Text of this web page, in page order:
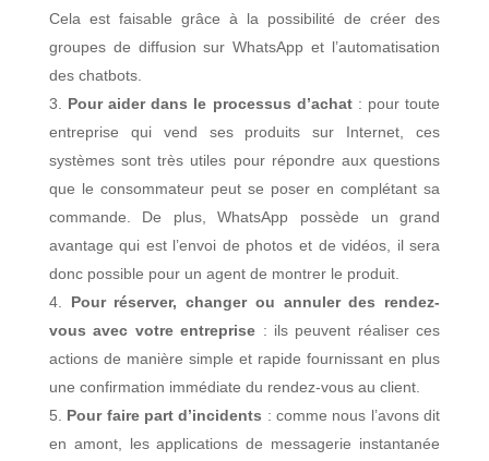
Cela est faisable grâce à la possibilité de créer des
groupes de diffusion sur WhatsApp et l’automatisation
des chatbots.
Pour aider dans le processus d’achat : pour toute
entreprise qui vend ses produits sur Internet, ces
systèmes sont très utiles pour répondre aux questions
que le consommateur peut se poser en complétant sa
commande. De plus, WhatsApp possède un grand
avantage qui est l’envoi de photos et de vidéos, il sera
donc possible pour un agent de montrer le produit.
Pour réserver, changer ou annuler des rendez-
vous avec votre entreprise : ils peuvent réaliser ces
actions de manière simple et rapide fournissant en plus
une confirmation immédiate du rendez-vous au client.
Pour faire part d’incidents : comme nous l’avons dit
en amont, les applications de messagerie instantanée